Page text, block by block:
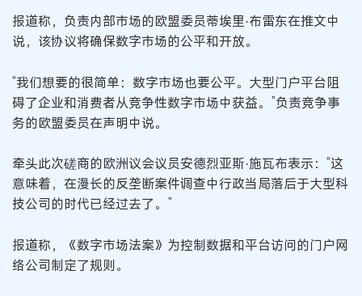
报道称，负责内部市场的欧盟委员蒂埃里·布雷东在推文中
说，该协议将确保数字市场的公平和开放。
“我们想要的很简单：数字市场也要公平。大型门户平台阻
碍了企业和消费者从竞争性数字市场中获益。”负责竞争事
务的欧盟委员在声明中说。
牵头此次磋商的欧洲议会议员安德烈亚斯·施瓦布表示：“这
意味着，在漫长的反垄断案件调查中行政当局落后于大型科
技公司的时代已经过去了。”
报道称，《数字市场法案》为控制数据和平台访问的门户网
络公司制定了规则。